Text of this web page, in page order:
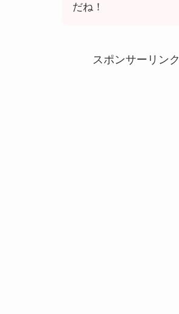
だね！
スポンサーリンク